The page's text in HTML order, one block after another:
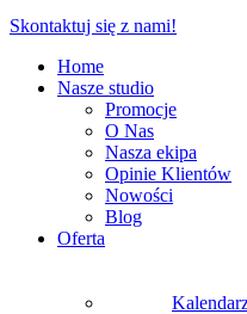
Skontaktuj się z nami!
Home
Nasze studio
Promocje
O Nas
Nasza ekipa
Opinie Klientów
Nowości
Blog
Oferta